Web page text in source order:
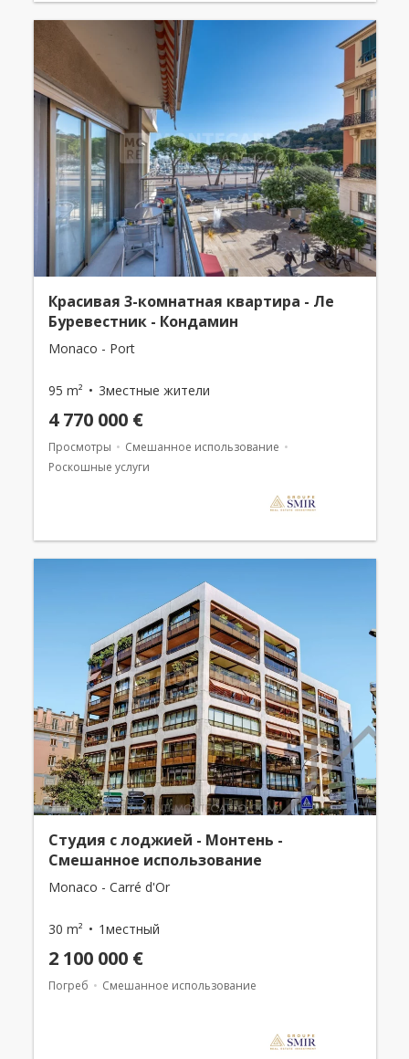
Красивая 3-комнатная квартира - Ле
Буревестник - Кондамин
Monaco - Port
95 m² 3местные жители
4 770 000 €
Просмотры
Смешанное использование
Роскошные услуги
Студия с лоджией - Монтень -
Смешанное использование
Monaco - Carré d'Or
30 m² 1местный
2 100 000 €
Погреб Смешанное использование